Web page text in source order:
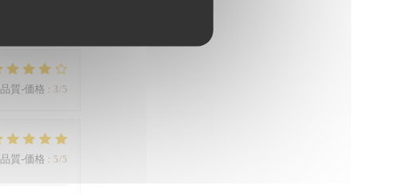
品質-価格 : 3/5
品質-価格 : 5/5